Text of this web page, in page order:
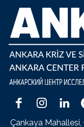
Çankaya Mahallesi,